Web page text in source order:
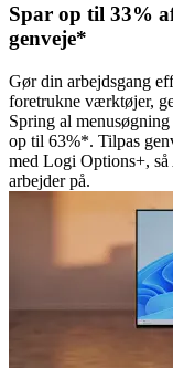
Spar op til 33%
genveje*
Gør din arbejdsgang
foretrukne værktøjer,
Spring al
op til 63%*. Tilpas
med Logi Options+,
arbejder på.